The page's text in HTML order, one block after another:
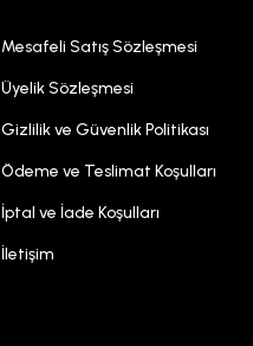
Mesafeli Satış Sözleşmesi
Üyelik Sözleşmesi
Gizlilik ve Güvenlik Politikası
Ödeme ve Teslimat Koşulları
İptal ve İade Koşulları
İletişim